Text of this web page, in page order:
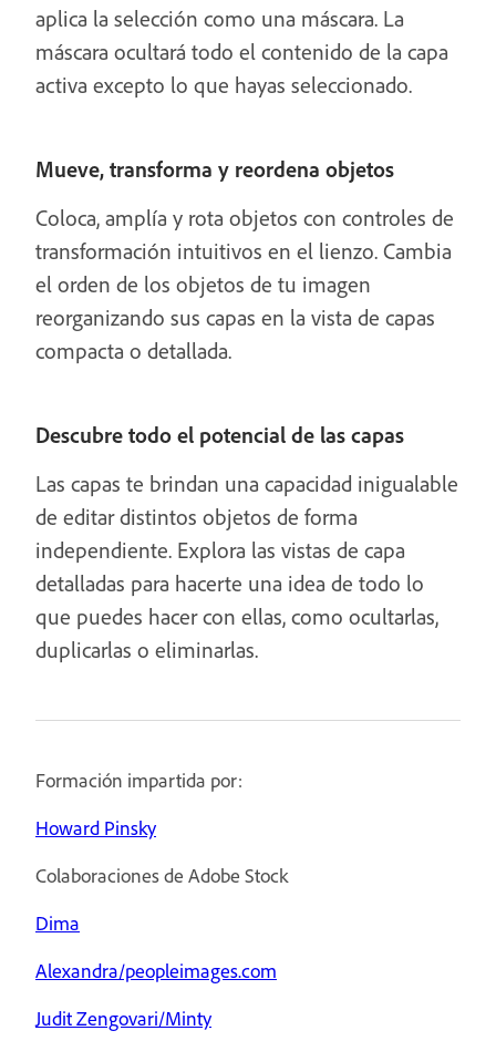
aplica la selección como una máscara. La
máscara ocultará todo el contenido de la capa
activa excepto lo que hayas seleccionado.
Mueve, transforma y reordena objetos
Coloca, amplía y rota objetos con controles de
transformación intuitivos en el lienzo. Cambia
el orden de los objetos de tu imagen
reorganizando sus capas en la vista de capas
compacta o detallada.
Descubre todo el potencial de las capas
Las capas te brindan una capacidad inigualable
de editar distintos objetos de forma
independiente. Explora las vistas de capa
detalladas para hacerte una idea de todo lo
que puedes hacer con ellas, como ocultarlas,
duplicarlas o eliminarlas.
Formación impartida por:
Howard Pinsky
Colaboraciones de Adobe Stock
Dima
Alexandra/peopleimages.com
Judit Zengovari/Minty